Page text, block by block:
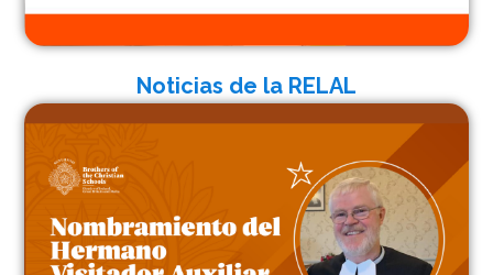
Noticias de la RELAL